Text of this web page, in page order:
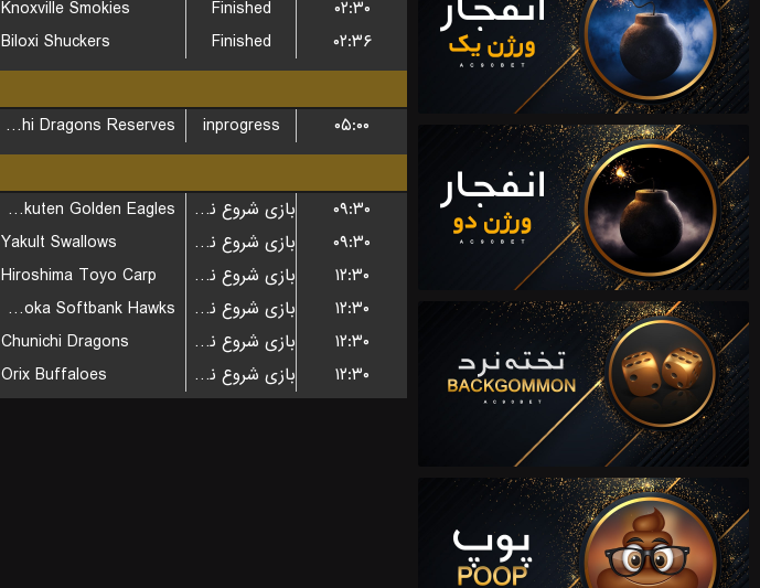
Knoxville Smokies Finished
۰۲:۳۰
Biloxi Shuckers Finished ۰۲:۳۶
Chunichi Dragons Reserves inprogress ۰۵:۰۰
Tohoku Rakuten Golden Eagles بازی شروع نشده است
۰۹:۳۰
Yakult Swallows بازی شروع نشده است
۰۹:۳۰
Hiroshima Toyo Carp بازی شروع نشده است
۱۲:۳۰
Fukuoka Softbank Hawks بازی شروع نشده است
۱۲:۳۰
Chunichi Dragons بازی شروع نشده است
۱۲:۳۰
Orix Buffaloes بازی شروع نشده است ۱۲:۳۰